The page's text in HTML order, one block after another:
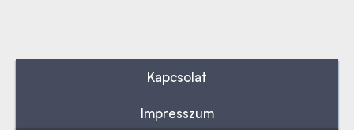
Kapcsolat
Impresszum